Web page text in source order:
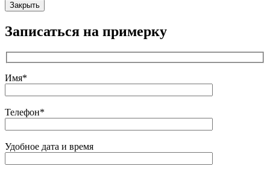
Закрыть
Записаться на примерку
Имя*
Телефон*
Удобное дата и время